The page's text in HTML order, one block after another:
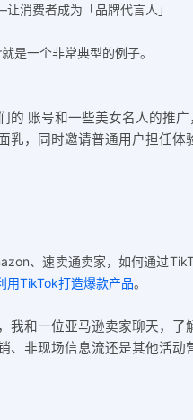
消费者成为「品牌代言人 」
是一个非常典型的例子。
的 账号和一些美女名人的推
乳，同时邀请普通用户担任体
、速卖通卖家，如何通过
用TikTok打造爆款产品。
我和一位亚马逊卖家聊天，
、非现场信息流还是其他活动